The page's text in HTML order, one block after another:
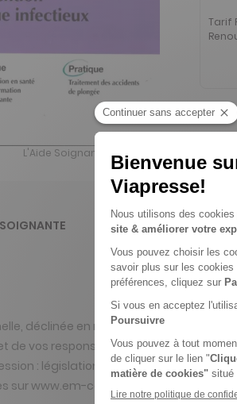
L'Aide Soignante n° 202607
Tarif
Voir
déclinée en news santé ou
vos responsabilités (Hygiène et
: législation, livres, agenda,
sur www.em-consulte.com.
L'AVIS DE